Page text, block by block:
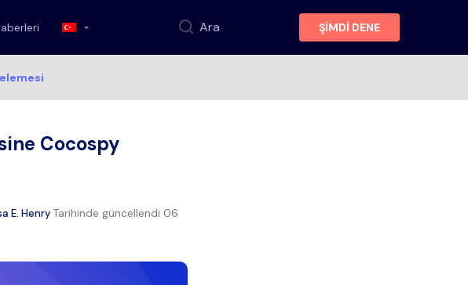
Ara ŞİMDİ DENE
Cocospy
E. Henry Tarihinde güncellendi 06